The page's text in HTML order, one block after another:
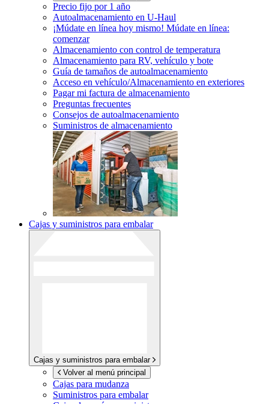
Precio fijo por 1 año
Autoalmacenamiento en U-Haul
¡Múdate en línea hoy mismo! Múdate en línea:
comenzar
Almacenamiento con control de temperatura
Almacenamiento para RV, vehículo y bote
Guía de tamaños de autoalmacenamiento
Acceso en vehículo/Almacenamiento en exteriores
Pagar mi factura de almacenamiento
Preguntas frecuentes
Consejos de autoalmacenamiento
Suministros de almacenamiento
Cajas y suministros para embalar
Cajas y suministros para embalar
Volver al menú principal
Cajas para mudanza
Suministros para embalar